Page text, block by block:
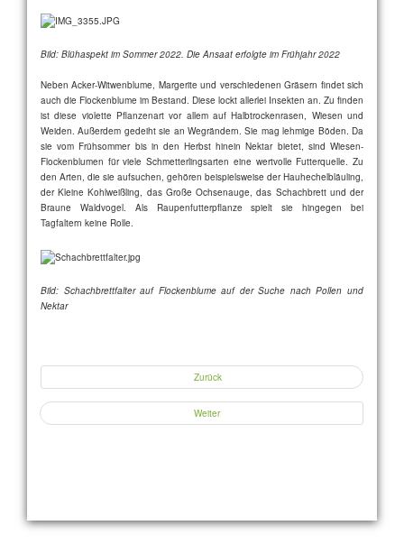
Bild: Blühaspekt im Sommer 2022. Die Ansaat erfolgte im Frühjahr 2022
Neben Acker-Witwenblume, Margerite und verschiedenen Gräsern findet sich
auch die Flockenblume im Bestand. Diese lockt allerlei Insekten an. Zu finden
ist diese violette Pflanzenart vor allem auf Halbtrockenrasen, Wiesen und
Weiden. Außerdem gedeiht sie an Wegrändern. Sie mag lehmige Böden. Da
sie vom Frühsommer bis in den Herbst hinein Nektar bietet, sind Wiesen-
Flockenblumen für viele Schmetterlingsarten eine wertvolle Futterquelle. Zu
den Arten, die sie aufsuchen, gehören beispielsweise der Hauhechelbläuling,
der Kleine Kohlweißling, das Große Ochsenauge, das Schachbrett und der
Braune Waldvogel. Als Raupenfutterpflanze spielt sie hingegen bei
Tagfaltern keine Rolle.
Bild: Schachbrettfalter auf Flockenblume auf der Suche nach Pollen und
Nektar
Zurück
Weiter